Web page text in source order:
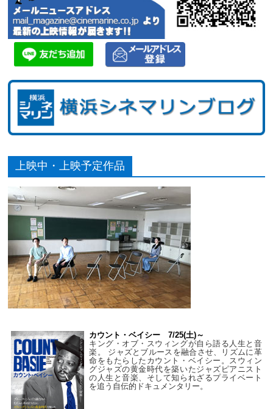
上映中・上映予定作品
カウント・ベイシー 7/25(土)～
キング・オブ・スウィングが自ら語る人生と音
楽。 ジャズとブルースを融合させ、リズムに革
命をもたらしたカウント・ベイシー。スウィン
グジャズの黄金時代を築いたジャズピアニスト
の人生と音楽、そして知られざるプライベート
を追う自伝的ドキュメンタリー。